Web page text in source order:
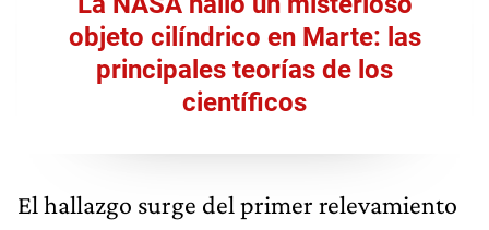
objeto cilíndrico en Marte: las
principales teorías de los
científicos
El hallazgo surge del primer relevamiento